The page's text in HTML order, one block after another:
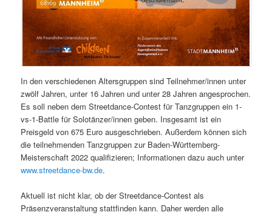
In den verschiedenen Altersgruppen sind Teilnehmer/innen unter
zwölf Jahren, unter 16 Jahren und unter 28 Jahren angesprochen.
Es soll neben dem Streetdance-Contest für Tanzgruppen ein 1-
vs-1-Battle für Solotänzer/innen geben. Insgesamt ist ein
Preisgeld von 675 Euro ausgeschrieben. Außerdem können sich
die teilnehmenden Tanzgruppen zur Baden-Württemberg-
Meisterschaft 2022 qualifizieren; Informationen dazu auch unter
www.streetdance-bw.de.
Aktuell ist nicht klar, ob der Streetdance-Contest als
Präsenzveranstaltung stattfinden kann. Daher werden alle